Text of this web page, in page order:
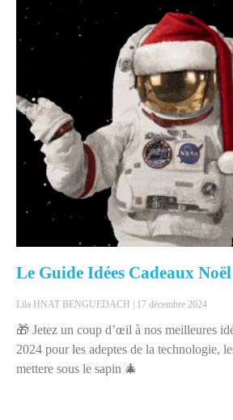
Le Guide Idées Cadeaux
Lila HNAT BENGUEDACH 17 décembre 2024
🎁 Jetez un coup d’œil à nos meilleures
2024 pour les adeptes de la technologie,
mettere sous le sapin 🎄